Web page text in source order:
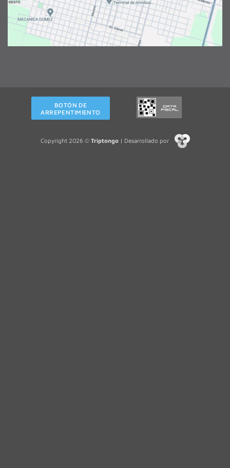
BOTÓN DE
ARREPENTIMIENTO
Copyright 2026 © Triptongo| Desarrollado por